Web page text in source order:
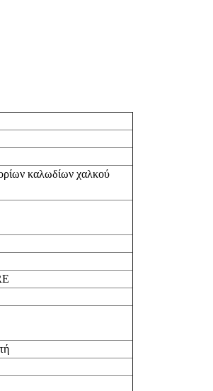
καλωδίων χαλκού